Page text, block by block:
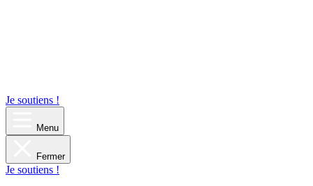
Je soutiens !
Menu
Fermer
Je soutiens !